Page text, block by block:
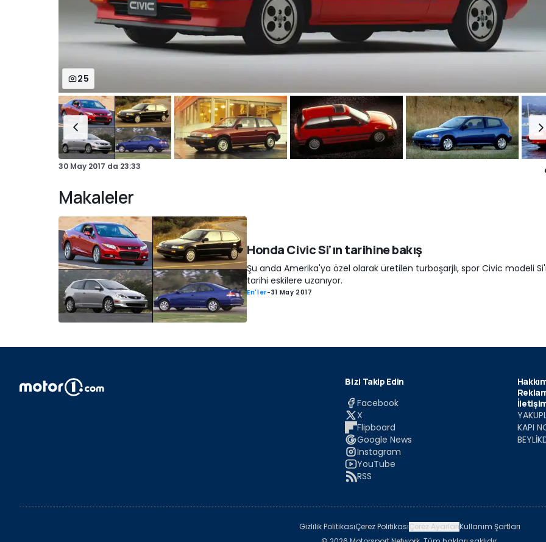
25
30 May 2017 da 23:33
Makaleler
Honda Civic Si'ın tarihine bakış
Şu anda Amerika'ya özel olarak üretilen turboşarjlı, spor Civic modeli
tarihi eskilere uzanıyor.
En'ler-31 May 2017
Bizi Takip Edin
Facebook
X
Flipboard
Google News
Instagram
YouTube
RSS
KAPI
Gizlilik PolitikasıÇerez PolitikasıÇerez AyarlarıKullanım Şartları